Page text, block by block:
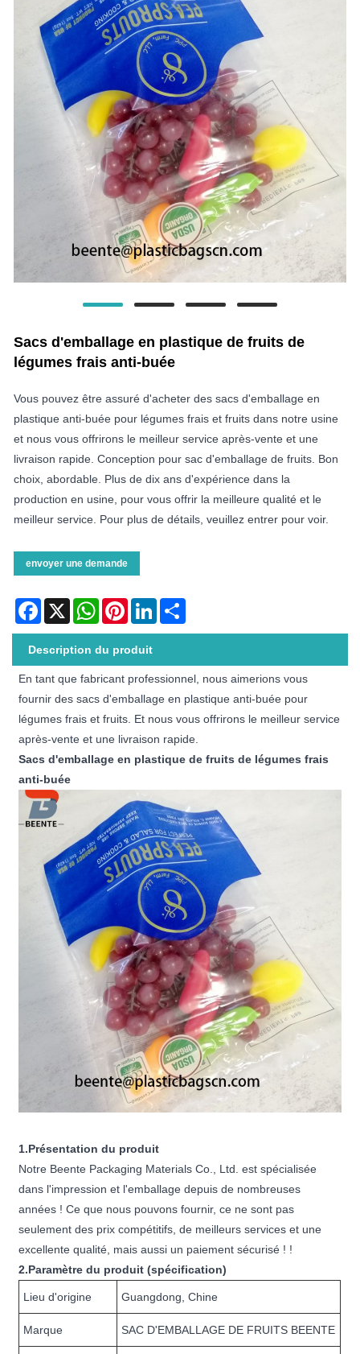
Sacs d'emballage en plastique de fruits de
légumes frais anti-buée
Vous pouvez être assuré d'acheter des sacs d'emballage en
plastique anti-buée pour légumes frais et fruits dans notre usine
et nous vous offrirons le meilleur service après-vente et une
livraison rapide. Conception pour sac d'emballage de fruits. Bon
choix, abordable. Plus de dix ans d'expérience dans la
production en usine, pour vous offrir la meilleure qualité et le
meilleur service. Pour plus de détails, veuillez entrer pour voir.
envoyer une demande
Facebook
X WhatsAppPinterestLinkedIn
Description du produit
En tant que fabricant professionnel, nous aimerions vous
fournir des sacs d'emballage en plastique anti-buée pour
légumes frais et fruits. Et nous vous offrirons le meilleur service
après-vente et une livraison rapide.
Sacs d'emballage en plastique de fruits de légumes frais
anti-buée
1.Présentation du produit
Notre Beente Packaging Materials Co., Ltd. est spécialisée
dans l'impression et l'emballage depuis de nombreuses
années ! Ce que nous pouvons fournir, ce ne sont pas
seulement des prix compétitifs, de meilleurs services et une
excellente qualité, mais aussi un paiement sécurisé ! !
2.Paramètre du produit (spécification)
Lieu d'origine Guangdong, Chine
Marque SAC D'EMBALLAGE DE FRUITS BEENTE